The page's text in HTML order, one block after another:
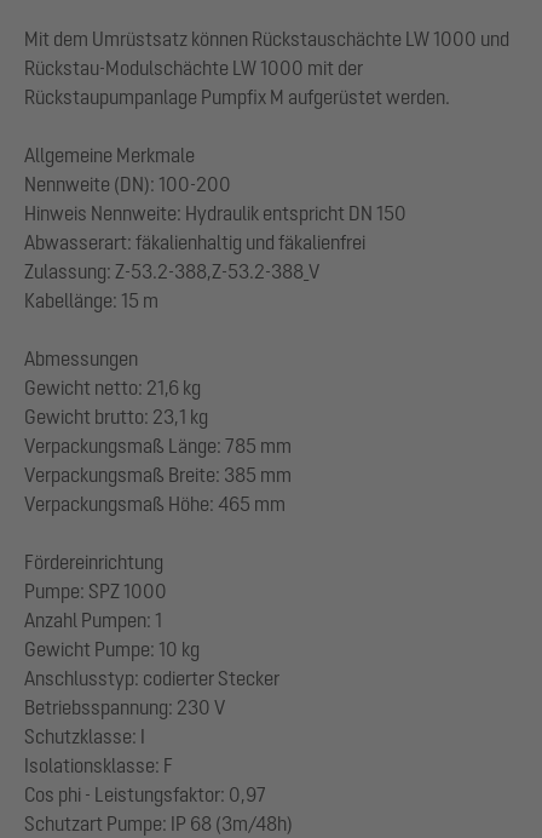
Mit dem Umrüstsatz können Rückstauschächte LW 1000 und
Rückstau-Modulschächte LW 1000 mit der
Rückstaupumpanlage Pumpfix M aufgerüstet werden.
Allgemeine Merkmale
Nennweite (DN): 100-200
Hinweis Nennweite: Hydraulik entspricht DN 150
Abwasserart: fäkalienhaltig und fäkalienfrei
Zulassung: Z-53.2-388,Z-53.2-388_V
Kabellänge: 15 m
Abmessungen
Gewicht netto: 21,6 kg
Gewicht brutto: 23,1 kg
Verpackungsmaß Länge: 785 mm
Verpackungsmaß Breite: 385 mm
Verpackungsmaß Höhe: 465 mm
Fördereinrichtung
Pumpe: SPZ 1000
Anzahl Pumpen: 1
Gewicht Pumpe: 10 kg
Anschlusstyp: codierter Stecker
Betriebsspannung: 230 V
Schutzklasse: I
Isolationsklasse: F
Cos phi - Leistungsfaktor: 0,97
Schutzart Pumpe: IP 68 (3m/48h)